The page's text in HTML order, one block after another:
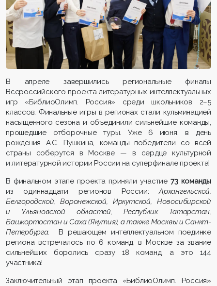
В апреле завершились региональные финалы
Всероссийского проекта литературных интеллектуальных
игр «БиблиоОлимп. Россия» среди школьников 2–5
классов. Финальные игры в регионах стали кульминацией
насыщенного сезона и объединили сильнейшие команды,
прошедшие отборочные туры. Уже 6 июня, в день
рождения А.С. Пушкина, команды–победители со всей
страны соберутся в Москве — в сердце культурной
и литературной истории России на суперфинале проекта!
В финальном этапе проекта приняли участие 73 команды
из одиннадцати регионов России:Архангельской,
Белгородской, Воронежской, Иркутской, Новосибирской
и Ульяновской областей, Республик Татарстан,
Башкортостан и Саха (Якутия), а также Москвы и Санкт-
Петербурга.
В решающем интеллектуальном поединке
региона встречалось по 6 команд, в Москве за звание
сильнейших боролись сразу 18 команд, а это 144
участника!
Заключительный этап проекта «БиблиоОлимп. Россия»